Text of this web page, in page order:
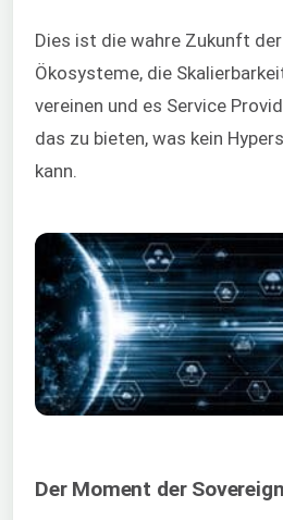
Dies ist die wahre Zukunft
Ökosysteme, die
vereinen und es Service
das zu bieten, was kein
kann.
Der Moment der